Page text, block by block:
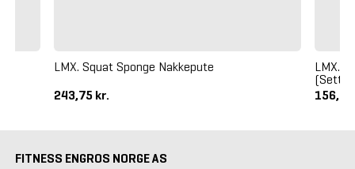
LMX. Squat Sponge Nakkepute
243,75 kr.
LMX.
(Sett)
FITNESS ENGROS NORGE AS